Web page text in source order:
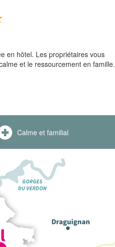
en hôtel. Les propriétaires vous
et le ressourcement en famille.
Calme et familial